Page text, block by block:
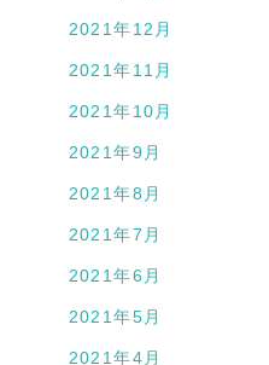
2021年12月
2021年11月
2021年10月
2021年9月
2021年8月
2021年7月
2021年6月
2021年5月
2021年4月